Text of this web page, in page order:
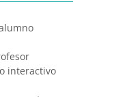
interactivo